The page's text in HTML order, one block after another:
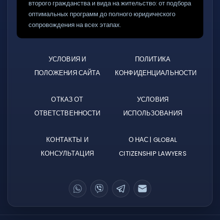
второго гражданства и вида на жительство: от подбора
оптимальных программ до полного юридического
сопровождения на всех этапах.
УСЛОВИЯ И
ПОЛОЖЕНИЯ САЙТА
ПОЛИТИКА
КОНФИДЕНЦИАЛЬНОСТИ
ОТКАЗ ОТ
ОТВЕТСТВЕННОСТИ
УСЛОВИЯ
ИСПОЛЬЗОВАНИЯ
КОНТАКТЫ И
КОНСУЛЬТАЦИЯ
О НАС | GLOBAL
CITIZENSHIP LAWYERS